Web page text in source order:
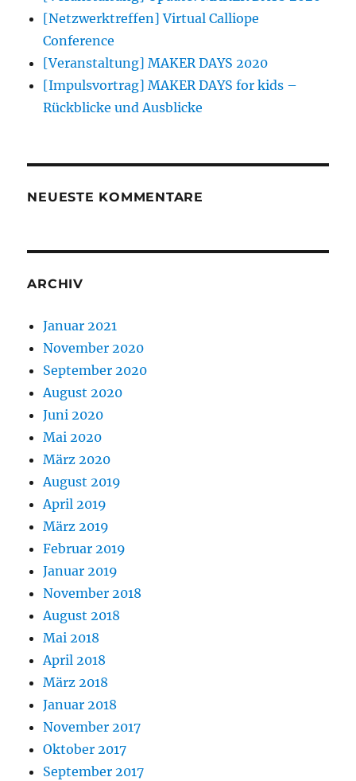
[Netzwerktreffen] Virtual Calliope
Conference
[Veranstaltung] MAKER DAYS 2020
[Impulsvortrag] MAKER DAYS for kids –
Rückblicke und Ausblicke
NEUESTE KOMMENTARE
ARCHIV
Januar 2021
November 2020
September 2020
August 2020
Juni 2020
Mai 2020
März 2020
August 2019
April 2019
März 2019
Februar 2019
Januar 2019
November 2018
August 2018
Mai 2018
April 2018
März 2018
Januar 2018
November 2017
Oktober 2017
September 2017